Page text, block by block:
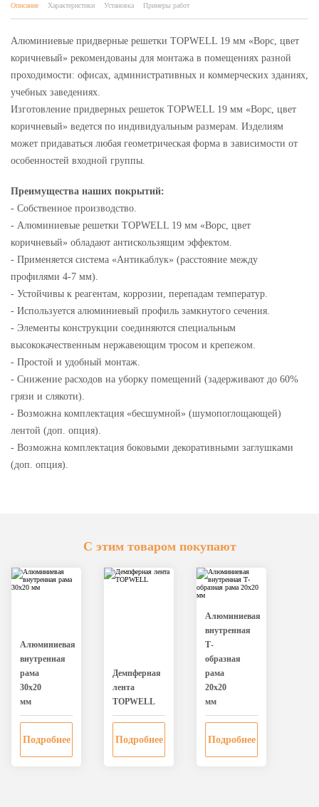
Описание Характеристики Установка Примеры работ
Алюминиевые придверные решетки TOPWELL 19 мм «Ворс, цвет
коричневый» рекомендованы для монтажа в помещениях разной
проходимости: офисах, административных и коммерческих зданиях,
учебных заведениях.
Изготовление придверных решеток TOPWELL 19 мм «Ворс, цвет
коричневый» ведется по индивидуальным размерам. Изделиям
может придаваться любая геометрическая форма в зависимости от
особенностей входной группы.
Преимущества наших покрытий:
- Собственное производство.
- Алюминиевые решетки TOPWELL 19 мм «Ворс, цвет
коричневый» обладают антискользящим эффектом.
- Применяется система «Антикаблук» (расстояние между
профилями 4-7 мм).
- Устойчивы к реагентам, коррозии, перепадам температур.
- Используется алюминиевый профиль замкнутого сечения.
- Элементы конструкции соединяются специальным
высококачественным нержавеющим тросом и крепежом.
- Простой и удобный монтаж.
- Снижение расходов на уборку помещений (задерживают до 60%
грязи и слякоти).
- Возможна комплектация «бесшумной» (шумопоглощающей)
лентой (доп. опция).
- Возможна комплектация боковыми декоративными заглушками
(доп. опция).
С этим товаром покупают
Алюминиевая
внутренная
рама
30х20
мм
Подробнее
Дeмпферная
лента
TOPWELL
Подробнее
Алюминиевая
внутренная
Т-
образная
рама
20х20
мм
Подробнее